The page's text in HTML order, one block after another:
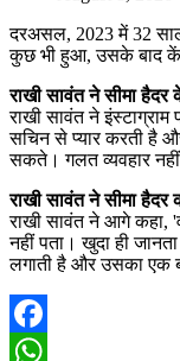
दरअसल, 2023 में 32
कुछ भी हुआ, उसके बाद
राखी सावंत ने सीमा
राखी सावंत ने
सचिन से प्यार करती है
सकते। गलत व्यवहार
राखी सावंत ने सीमा
राखी सावंत ने आगे कहा,
नहीं पता। खुदा ही
लगाती है और उसका एक
Facebook